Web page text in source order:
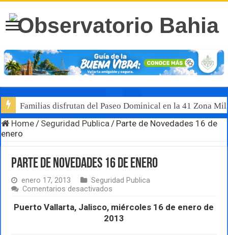
Familias disfrutan del Paseo Dominical en la 41 Zona
Home / Seguridad Publica / Parte de Novedades 16 de
enero
Parte de Novedades 16 de enero
enero 17, 2013
Seguridad Publica
Comentarios desactivados
de
Novedades
16
Puerto Vallarta, Jalisco, miércoles 16 de enero de
2013